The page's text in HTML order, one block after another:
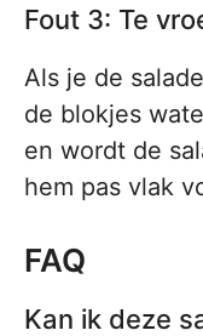
Fout 3: Te
Als je de
de blokjes
en wordt de
hem pas vlak
FAQ
Kan ik deze